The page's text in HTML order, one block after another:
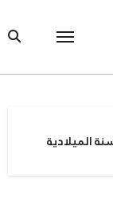
الميلادية